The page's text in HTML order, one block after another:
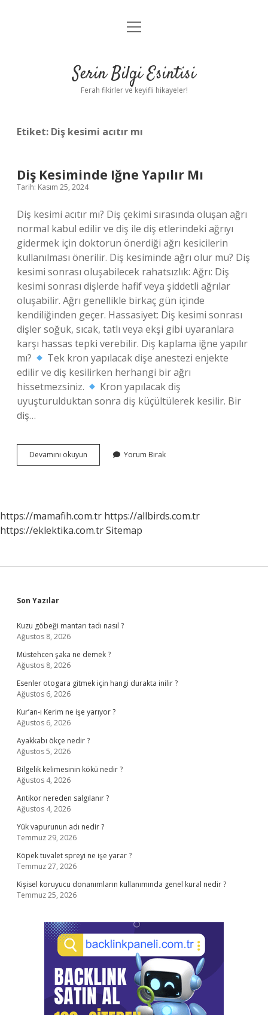
Anasayfa
Yasal Uyarı
menüyü
Serin Bilgi Esintisi
Ferah fikirler ve keyifli hikayeler!
Etiket: Diş kesimi acıtır mı
Diş Kesiminde Iğne Yapılır Mı
Tarih: Kasım 25, 2024
Diş kesimi acıtır mı? Diş çekimi sırasında oluşan ağrı
normal kabul edilir ve diş ile diş etlerindeki ağrıyı
gidermek için doktorun önerdiği ağrı kesicilerin
kullanılması önerilir. Diş kesiminde ağrı olur mu? Diş
kesimi sonrası oluşabilecek rahatsızlık: Ağrı: Diş
kesimi sonrası dişlerde hafif veya şiddetli ağrılar
oluşabilir. Ağrı genellikle birkaç gün içinde
kendiliğinden geçer. Hassasiyet: Diş kesimi sonrası
dişler soğuk, sıcak, tatlı veya ekşi gibi uyaranlara
karşı hassas tepki verebilir. Diş kaplama iğne yapılır
mı?
Tek kron yapılacak dişe anestezi enjekte
edilir ve diş kesilirken herhangi bir ağrı
hissetmezsiniz.
Kron yapılacak diş
uyuşturulduktan sonra diş küçültülerek kesilir. Bir
diş…
Devamını okuyun
Kesiminde
Yorum Bırak
https://mamafih.com.tr https://allbirds.com.tr
https://eklektika.com.trSitemap
Sidebar
Son Yazılar
Kuzu göbeği mantarı tadı nasıl ?
Ağustos 8, 2026
Müstehcen şaka ne demek ?
Ağustos 8, 2026
Esenler otogara gitmek için hangi durakta inilir ?
Ağustos 6, 2026
Kur’an-ı Kerim ne işe yarıyor ?
Ağustos 6, 2026
Ayakkabı ökçe nedir ?
Ağustos 5, 2026
Bilgelik kelimesinin kökü nedir ?
Ağustos 4, 2026
Antikor nereden salgılanır ?
Ağustos 4, 2026
Yük vapurunun adı nedir ?
Temmuz 29, 2026
Köpek tuvalet spreyi ne işe yarar ?
Temmuz 27, 2026
Kişisel koruyucu donanımların kullanımında genel kural nedir ?
Temmuz 25, 2026